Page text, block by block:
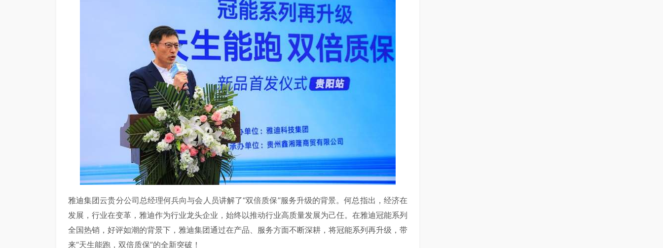
雅迪集团云贵分公司总经理何兵向与会人员讲解了“双倍质保”服务升级的背景。何总指出，经济在
发展，行业在变革，雅迪作为行业龙头企业，始终以推动行业高质量发展为己任。在雅迪冠能系列
全国热销，好评如潮的背景下，雅迪集团通过在产品、服务方面不断深耕，将冠能系列再升级，带
来“天生能跑，双倍质保”的全新突破！